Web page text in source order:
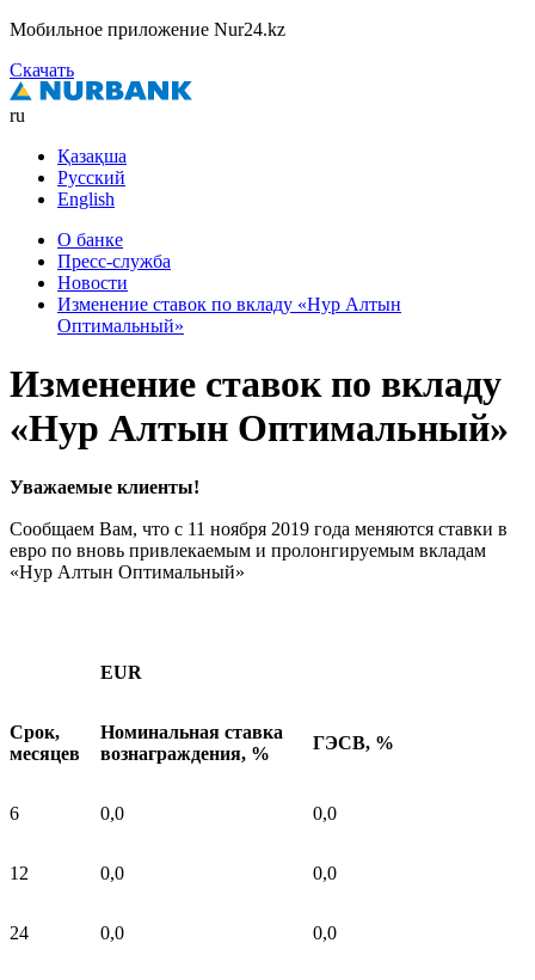
Мобильное приложение Nur24.kz
Скачать
ru
Қазақша
Русский
English
О банке
Пресс-служба
Новости
Изменение ставок по вкладу «Нур Алтын
Оптимальный»
Изменение ставок по вкладу
«Нур Алтын Оптимальный»
Уважаемые клиенты!
Сообщаем Вам, что с 11 ноября 2019 года меняются ставки в
евро по вновь привлекаемым и пролонгируемым вкладам
«Нур Алтын Оптимальный»
EUR
Срок,
месяцев
Номинальная ставка
вознаграждения, %
ГЭСВ, %
6 0,0 0,0
12 0,0 0,0
24 0,0 0,0